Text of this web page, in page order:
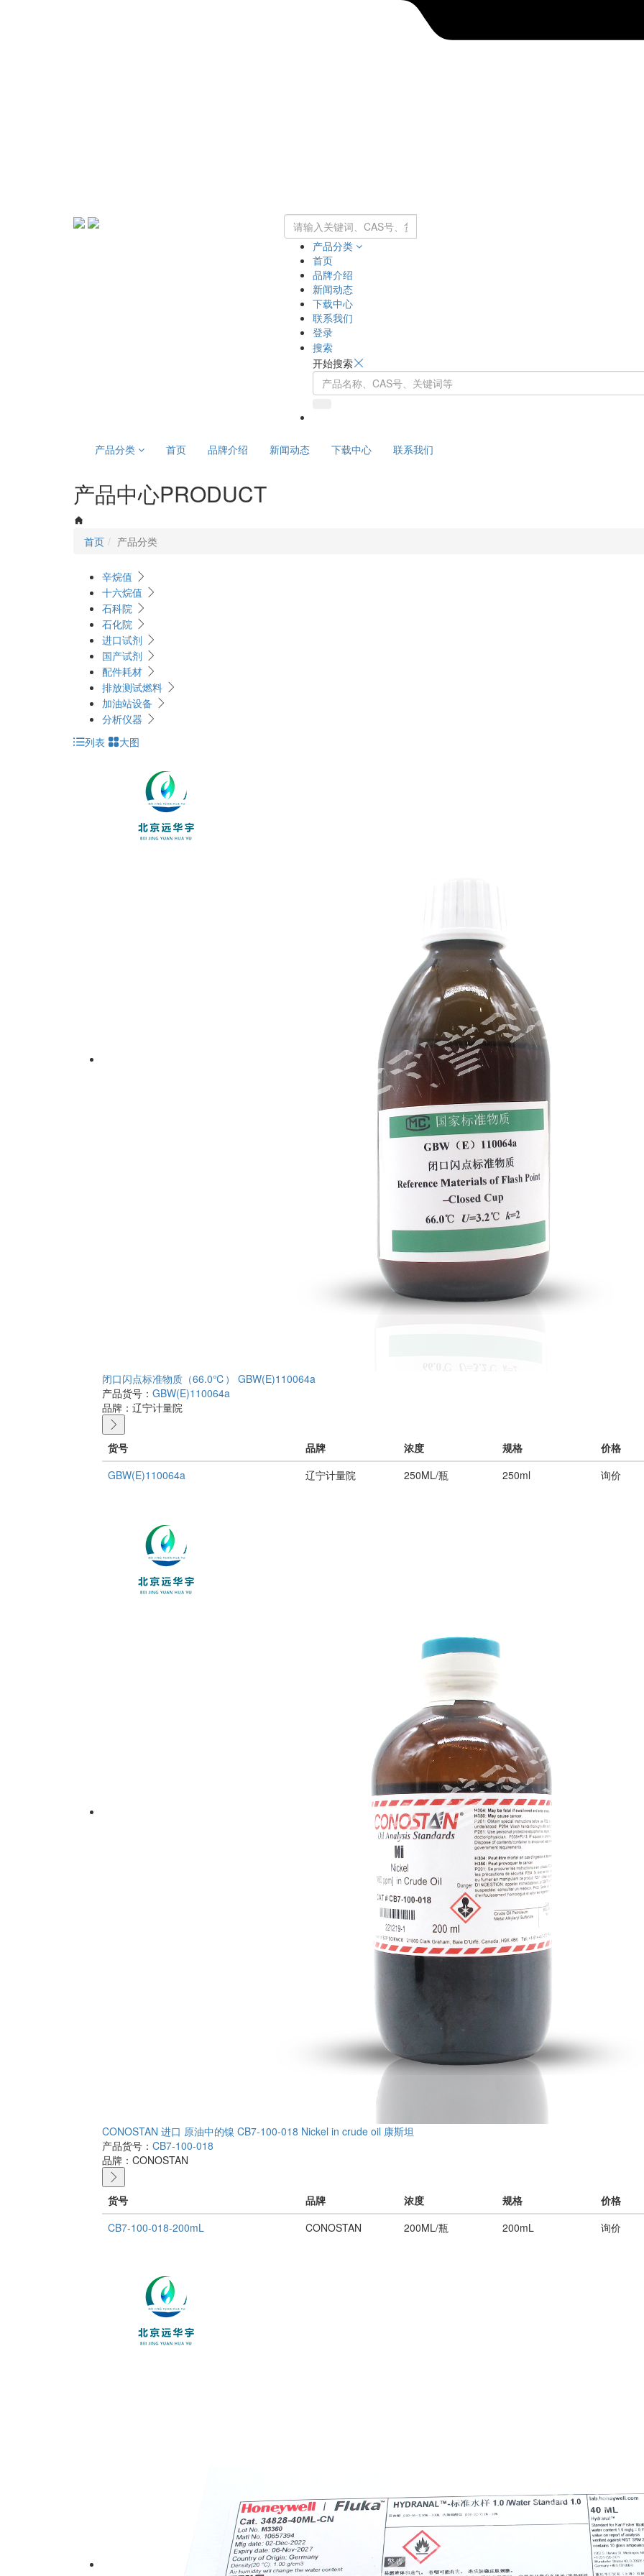
产品分类
首页
品牌介绍
新闻动态
下载中心
联系我们
登录
搜索
开始搜索
产品分类 首页 品牌介绍 新闻动态 下载中心 联系我们
产品中心PRODUCT
首页 产品分类
辛烷值
十六烷值
石科院
石化院
进口试剂
国产试剂
配件耗材
排放测试燃料
加油站设备
分析仪器
列表
大图
闭口闪点标准物质（66.0℃） GBW(E)110064a
产品货号： GBW(E)110064a
品牌： 辽宁计量院
货号 品牌 浓度 规格
价格
GBW(E)110064a
辽宁计量院 250ML/瓶 250ml 询价
CONOSTAN 进口 原油中的镍 CB7-100-018 Nickel in crude oil 康斯坦
产品货号： CB7-100-018
品牌： CONOSTAN
货号 品牌 浓度 规格
价格
CB7-100-018-200mL
CONOSTAN 200ML/瓶 200mL 询价